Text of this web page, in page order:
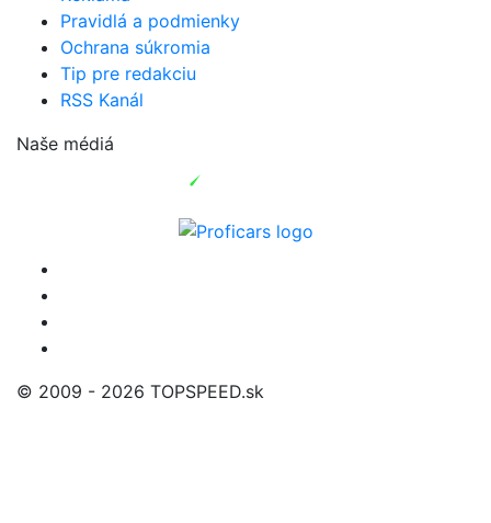
Pravidlá a podmienky
Ochrana súkromia
Tip pre redakciu
RSS Kanál
Naše médiá
© 2009 - 2026 TOPSPEED.sk